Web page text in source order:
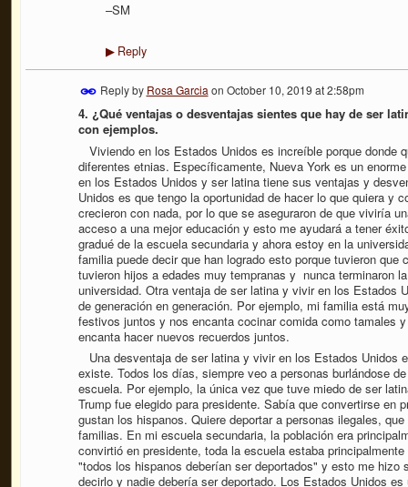
–SM
▶Reply
Reply by Rosa Garcia on October 10, 2019 at 2:58pm
4. ¿Qué ventajas o desventajas sientes que hay de ser
con ejemplos.
Viviendo en los Estados Unidos es increíble porque donde
diferentes etnias. Específicamente, Nueva York es un
en los Estados Unidos y ser latina tiene sus ventajas y
Unidos es que tengo la oportunidad de hacer lo que quiera y
crecieron con nada, por lo que se aseguraron de que viviría
acceso a una mejor educación y esto me ayudará a tener
gradué de la escuela secundaria y ahora estoy en la
familia puede decir que han logrado esto porque tuvieron
tuvieron hijos a edades muy tempranas y nunca terminaron
universidad. Otra ventaja de ser latina y vivir en los Estados
de generación en generación. Por ejemplo, mi familia está
festivos juntos y nos encanta cocinar comida como tamales
encanta hacer nuevos recuerdos juntos.
Una desventaja de ser latina y vivir en los Estados Unidos
existe. Todos los días, siempre veo a personas burlándose
escuela. Por ejemplo, la única vez que tuve miedo de ser
Trump fue elegido para presidente. Sabía que convertirse en
gustan los hispanos. Quiere deportar a personas ilegales,
familias. En mi escuela secundaria, la población era
convirtió en presidente, toda la escuela estaba
"todos los hispanos deberían ser deportados" y esto me hizo
decirlo y nadie debería ser deportado. Los Estados Unidos